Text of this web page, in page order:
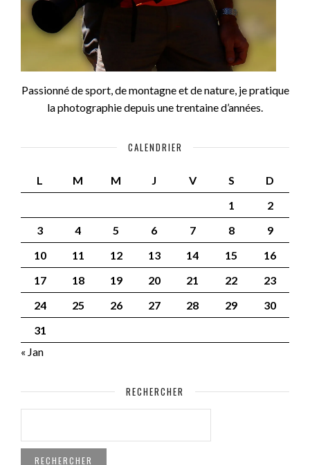
Passionné de sport, de montagne et de nature, je pratique
la photographie depuis une trentaine d’années.
CALENDRIER
L M M J V S
D
1
2
3
4 5 6 7 8
9
10
11 12 13 14 15
16
17
18 19 20 21 22
23
24
25 26 27 28 29
30
31
« Jan
RECHERCHER